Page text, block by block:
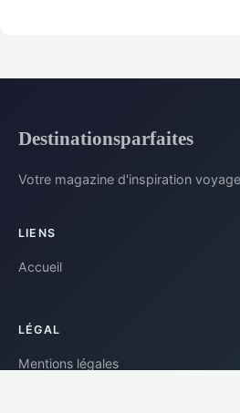
Destinationsparfaites
Votre magazine d'inspiration
LIENS
Accueil
LÉGAL
Mentions légales